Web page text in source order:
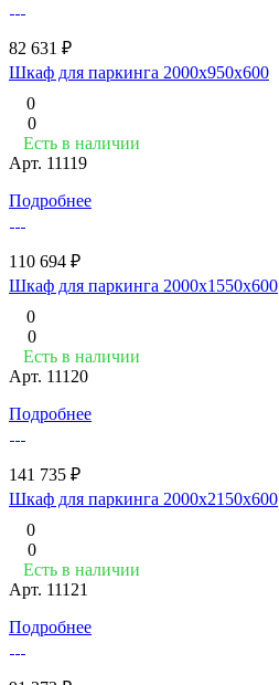
82 631 ₽
Шкаф для паркинга 2000x950x600
0
0
Есть в наличии
Арт. 11119
Подробнее
110 694 ₽
Шкаф для паркинга 2000x1550x600
0
0
Есть в наличии
Арт. 11120
Подробнее
141 735 ₽
Шкаф для паркинга 2000х2150х600
0
0
Есть в наличии
Арт. 11121
Подробнее